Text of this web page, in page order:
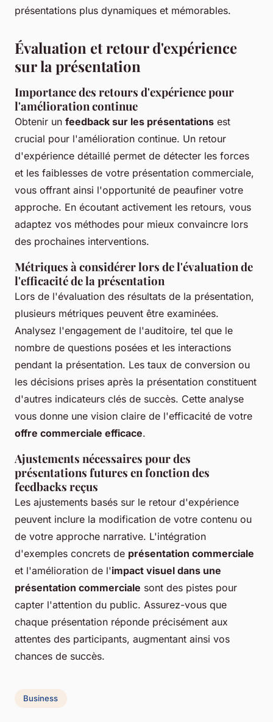
présentations plus dynamiques et mémorables.
Évaluation et retour d'expérience
sur la présentation
Importance des retours d'expérience pour
l'amélioration continue
Obtenir un feedback sur les présentations est
crucial pour l'amélioration continue. Un retour
d'expérience détaillé permet de détecter les forces
et les faiblesses de votre présentation commerciale,
vous offrant ainsi l'opportunité de peaufiner votre
approche. En écoutant activement les retours, vous
adaptez vos méthodes pour mieux convaincre lors
des prochaines interventions.
Métriques à considérer lors de l'évaluation de
l'efficacité de la présentation
Lors de l'évaluation des résultats de la présentation,
plusieurs métriques peuvent être examinées.
Analysez l'engagement de l'auditoire, tel que le
nombre de questions posées et les interactions
pendant la présentation. Les taux de conversion ou
les décisions prises après la présentation constituent
d'autres indicateurs clés de succès. Cette analyse
vous donne une vision claire de l'efficacité de votre
offre commerciale efficace.
Ajustements nécessaires pour des
présentations futures en fonction des
feedbacks reçus
Les ajustements basés sur le retour d'expérience
peuvent inclure la modification de votre contenu ou
de votre approche narrative. L'intégration
d'exemples concrets de présentation commerciale
et l'amélioration de l'impact visuel dans une
présentation commerciale sont des pistes pour
capter l'attention du public. Assurez-vous que
chaque présentation réponde précisément aux
attentes des participants, augmentant ainsi vos
chances de succès.
Business